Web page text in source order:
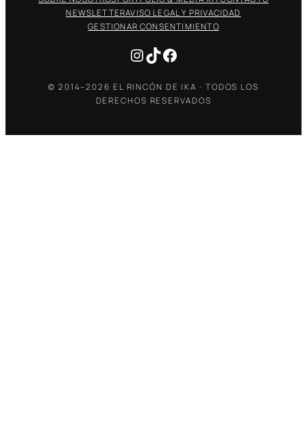
NEWSLETTERAVISO LEGAL Y PRIVACIDAD
GESTIONAR CONSENTIMIENTO
Instagram
TikTokFacebook
© 2014–2026 EL RINCÓN DE IKA · TODOS LOS
DERECHOS RESERVADOS